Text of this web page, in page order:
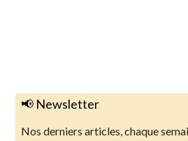
📢 Newsletter
Nos derniers articles, chaque